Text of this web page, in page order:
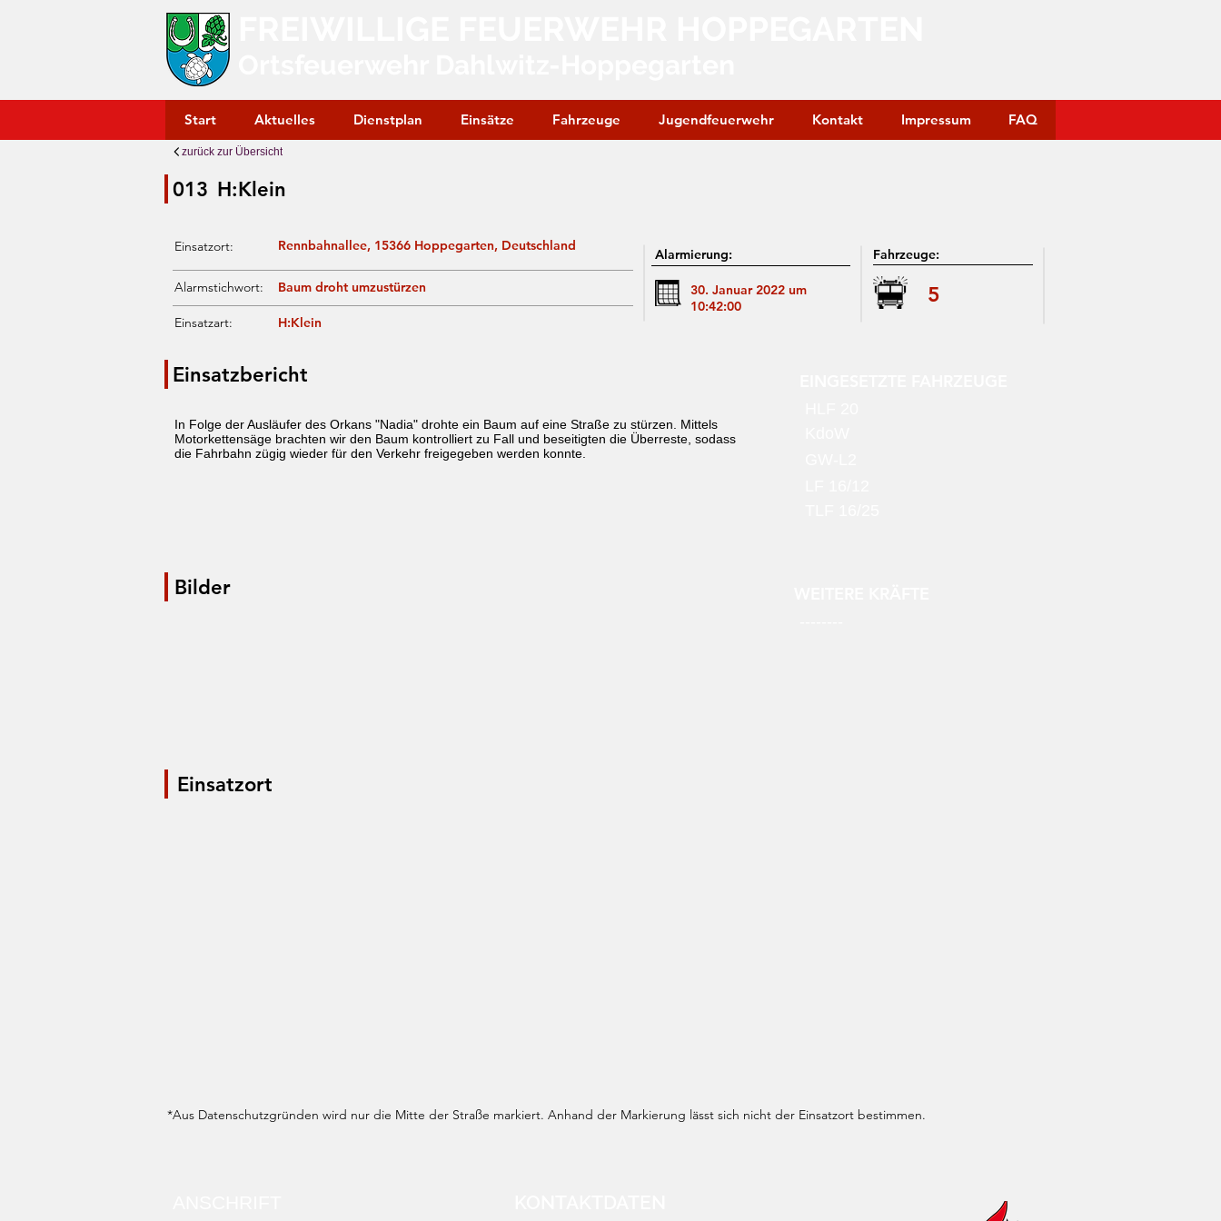
Start Aktuelles Dienstplan Einsätze Fahrzeuge Jugendfeuerwehr Kontakt Impressum FAQ
zurück zur Übersicht
013 H:Klein
Rennbahnallee, 15366 Hoppegarten, Deutschland
Baum droht umzustürzen
H:Klein
Alarmierung:
30. Januar 2022 um
10:42:00
Fahrzeuge:
5
Einsatzort:
Alarmstichwort:
Einsatzart:
Einsatzbericht
In Folge der Ausläufer des Orkans "Nadia" drohte ein Baum auf eine Straße zu stürzen. Mittels
Motorkettensäge brachten wir den Baum kontrolliert zu Fall und beseitigten die Überreste, sodass
die Fahrbahn zügig wieder für den Verkehr freigegeben werden konnte.
Bilder
Einsatzort
*Aus Datenschutzgründen wird nur die Mitte der Straße markiert. Anhand der Markierung lässt sich nicht der Einsatzort bestimmen.